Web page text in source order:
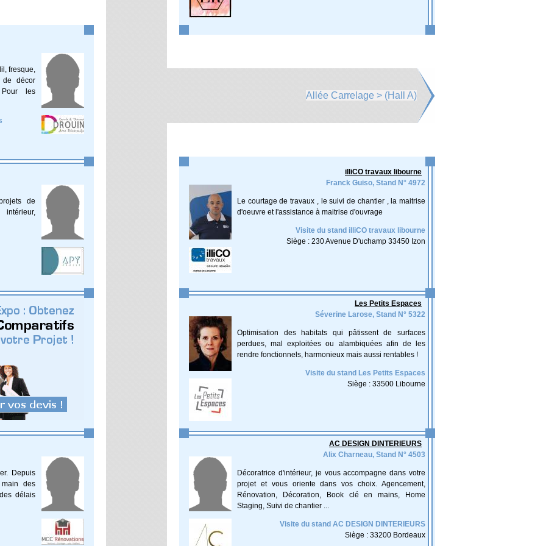
fresque,
de décor
les
Allée Carrelage > (Hall A)
de
illiCO travaux libourne
Franck Guiso, Stand N° 4972
Le courtage de travaux , le suivi de chantier , la maitrise
d'oeuvre et l'assistance à maitrise d'ouvrage
Visite du stand illiCO travaux libourne
Siège : 230 Avenue D'uchamp 33450 Izon
Les Petits Espaces
Séverine Larose, Stand N° 5322
Optimisation des habitats qui pâtissent de surfaces
perdues, mal exploitées ou alambiquées afin de les
rendre fonctionnels, harmonieux mais aussi rentables !
Visite du stand Les Petits Espaces
Siège : 33500 Libourne
Depuis
des
délais
AC DESIGN DINTERIEURS
Alix Charneau, Stand N° 4503
Décoratrice d'intérieur, je vous accompagne dans votre
projet et vous oriente dans vos choix. Agencement,
Rénovation, Décoration, Book clé en mains, Home
Staging, Suivi de chantier ...
Visite du stand AC DESIGN DINTERIEURS
Siège : 33200 Bordeaux